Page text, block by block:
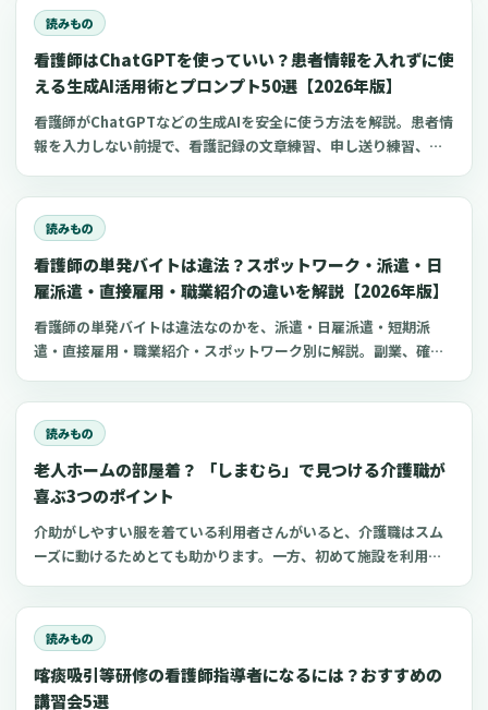
を避けるポイント、ワクチン接種時の手順までわかりやすく解説
します。
読みもの
看護師はChatGPTを使っていい？患者情報を入れずに使
える生成AI活用術とプロンプト50選【2026年版】
看護師がChatGPTなどの生成AIを安全に使う方法を解説。患者情
報を入力しない前提で、看護記録の文章練習、申し送り練習、復
読みもの
看護師の単発バイトは違法？スポットワーク・派遣・日
雇派遣・直接雇用・職業紹介の違いを解説【2026年版】
看護師の単発バイトは違法なのかを、派遣・日雇派遣・短期派
遣・直接雇用・職業紹介・スポットワーク別に解説。副業、確定
点も整理します。
読みもの
老人ホームの部屋着？ 「しまむら」で見つける介護職が
喜ぶ3つのポイント
介助がしやすい服を着ている利用者さんがいると、介護職はスム
ーズに動けるためとても助かります。一方、初めて施設を利用す
道府県に約1,400店舗ある「しまむら」で手に入れられるアイテ
ムを中心に、老人ホームに入所した利用者さんと介護職にとって
快適な部屋着のポイントをご紹介します。
読みもの
喀痰吸引等研修の看護師指導者になるには？おすすめの
講習会5選